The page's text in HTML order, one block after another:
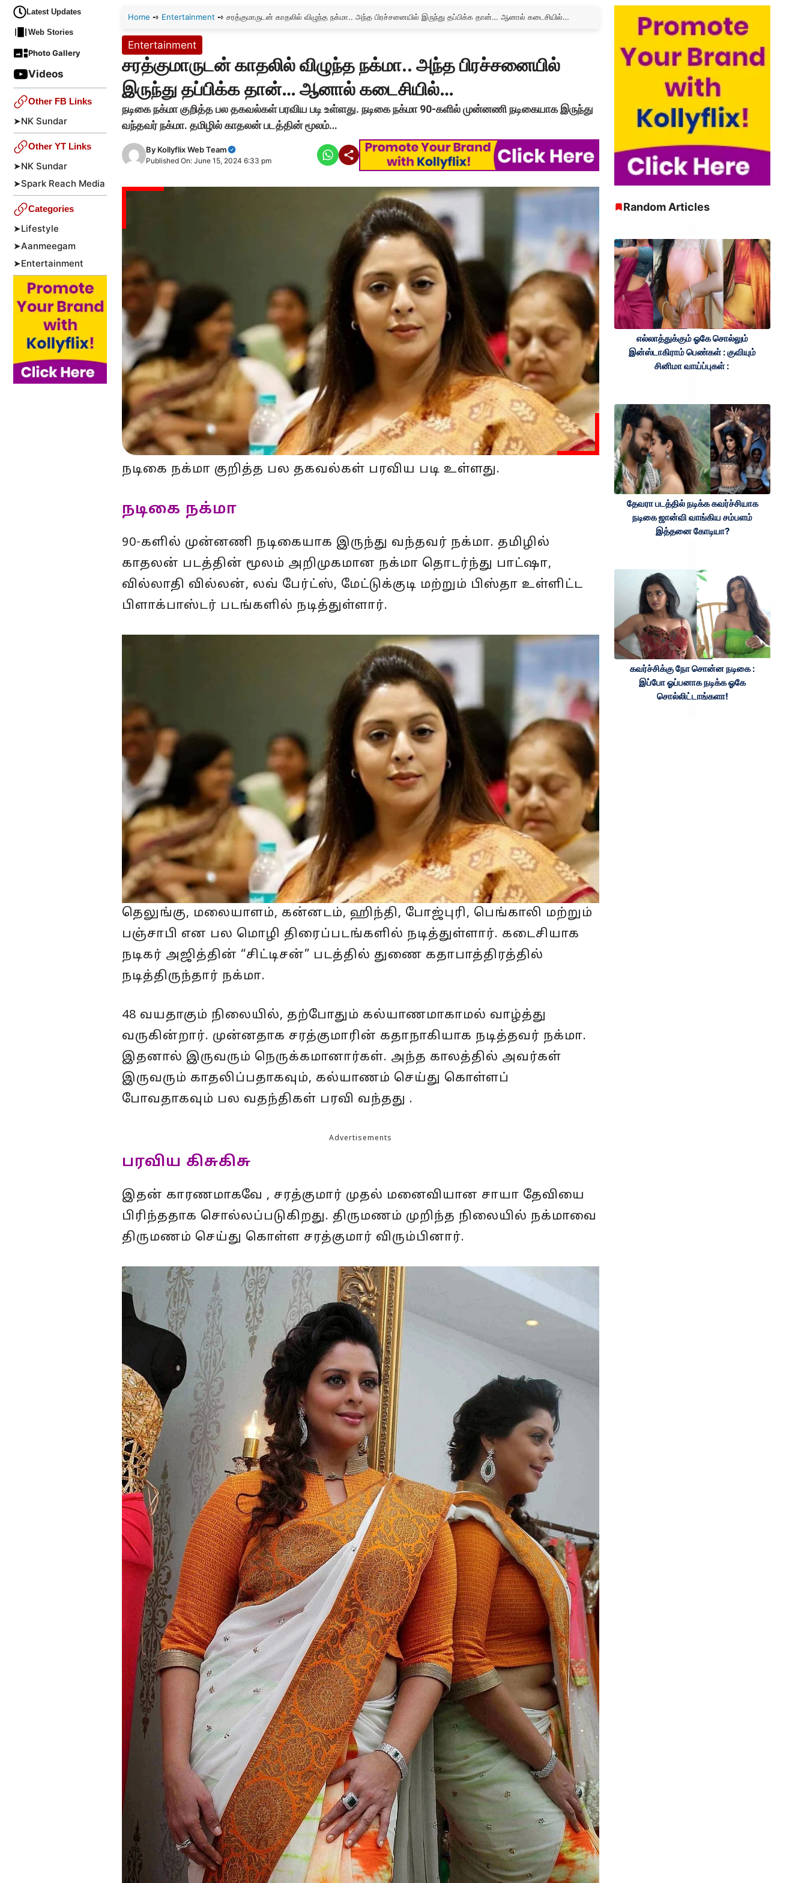
Home ➺ Entertainment ➺ சரத்குமாருடன் காதலில் விழுந்த நக்மா.. அந்த பிரச்சனையில் இருந்து தப்பிக்க தான்… ஆனால் கடைசியில்…
Entertainment
சரத்குமாருடன் காதலில் விழுந்த நக்மா.. அந்த பிரச்சனையில்
இருந்து தப்பிக்க தான்… ஆனால் கடைசியில்…
நடிகை நக்மா குறித்த பல தகவல்கள் பரவிய படி உள்ளது. நடிகை நக்மா 90-களில் முன்னணி நடிகையாக இருந்து
வந்தவர் நக்மா. தமிழில் காதலன் படத்தின் மூலம்…
By Kollyflix Web Team
Published On: June 15, 2024 6:33 pm
நடிகை நக்மா குறித்த பல தகவல்கள் பரவிய படி உள்ளது.
நடிகை நக்மா
90-களில் முன்னணி நடிகையாக இருந்து வந்தவர் நக்மா. தமிழில்
காதலன் படத்தின் மூலம் அறிமுகமான நக்மா தொடர்ந்து பாட்ஷா,
வில்லாதி வில்லன், லவ் பேர்ட்ஸ், மேட்டுக்குடி மற்றும் பிஸ்தா உள்ளிட்ட
பிளாக்பாஸ்டர் படங்களில் நடித்துள்ளார்.
தெலுங்கு, மலையாளம், கன்னடம், ஹிந்தி, போஜ்புரி, பெங்காலி மற்றும்
பஞ்சாபி என பல மொழி திரைப்படங்களில் நடித்துள்ளார். கடைசியாக
நடிகர் அஜித்தின் “சிட்டிசன்” படத்தில் துணை கதாபாத்திரத்தில்
நடித்திருந்தார் நக்மா.
48 வயதாகும் நிலையில், தற்போதும் கல்யாணமாகாமல் வாழ்த்து
வருகின்றார். முன்னதாக சரத்குமாரின் கதாநாகியாக நடித்தவர் நக்மா.
இதனால் இருவரும் நெருக்கமானார்கள். அந்த காலத்தில் அவர்கள்
இருவரும் காதலிப்பதாகவும், கல்யாணம் செய்து கொள்ளப்
போவதாகவும் பல வதந்திகள் பரவி வந்தது .
Advertisements
பரவிய கிசுகிசு
இதன் காரணமாகவே , சரத்குமார் முதல் மனைவியான சாயா தேவியை
பிரிந்ததாக சொல்லப்படுகிறது. திருமணம் முறிந்த நிலையில் நக்மாவை
திருமணம் செய்து கொள்ள சரத்குமார் விரும்பினார்.
Latest Updates
Web Stories
Photo Gallery
Videos
Other FB Links
➤NK Sundar
Other YT Links
➤NK Sundar
➤Spark Reach Media
Categories
➤Lifestyle
➤Aanmeegam
➤Entertainment
Random Articles
எல்லாத்துக்கும் ஓகே சொல்லும்
இன்ஸ்டாகிராம் பெண்கள் : குவியும்
சினிமா வாய்ப்புகள் :
தேவரா படத்தில் நடிக்க கவர்ச்சியாக
நடிகை ஜான்வி வாங்கிய சம்பளம்
இத்தனை கோடியா?
கவர்ச்சிக்கு நோ சொன்ன நடிகை :
இப்போ ஓப்பனாக நடிக்க ஓகே
சொல்லிட்டாங்களா!